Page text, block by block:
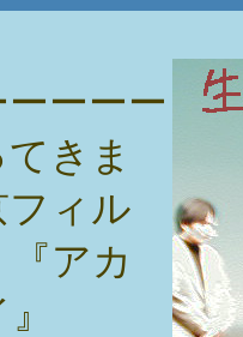
ーーー
きま
フィル
アカ